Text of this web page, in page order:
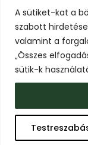
A sütiket-kat a
szabott
valamint a
„Összes
sütik-k
Általános